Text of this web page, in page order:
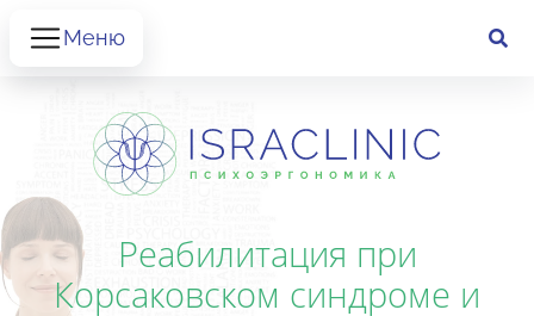
Меню
Реабилитация при
Корсаковском синдроме и